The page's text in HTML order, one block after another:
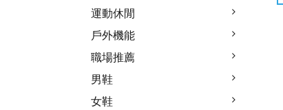
運動休閒
戶外機能
職場推薦
男鞋
女鞋